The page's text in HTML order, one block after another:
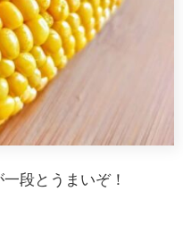
段とうまいぞ！